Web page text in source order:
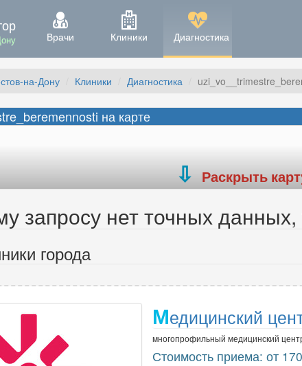
Врачи Клиники Диагностика
на-Дону Клиники Диагностика
на карте
Раскрыть
запросу нет точных данных,
города
Медицинский
многопрофильный медицинский
Стоимость приема: от